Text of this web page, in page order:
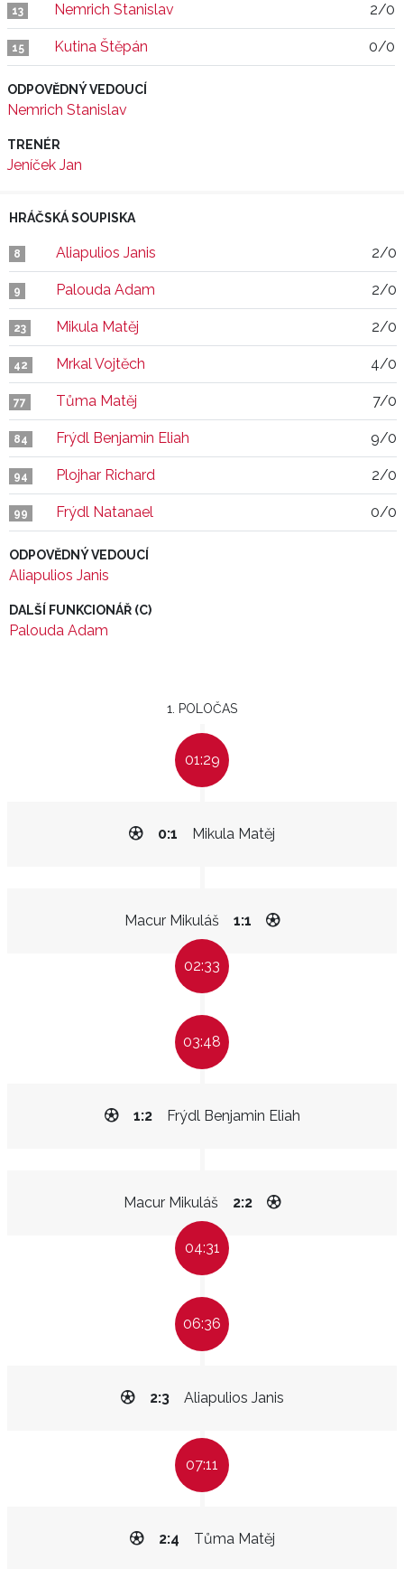
13 Nemrich Stanislav 2/0
15 Kutina Štěpán 0/0
ODPOVĚDNÝ VEDOUCÍ
Nemrich Stanislav
TRENÉR
Jeníček Jan
HRÁČSKÁ SOUPISKA
8 Aliapulios Janis 2/0
9 Palouda Adam 2/0
23 Mikula Matěj 2/0
42 Mrkal Vojtěch 4/0
77 Tůma Matěj 7/0
84 Frýdl Benjamin Eliah 9/0
94 Plojhar Richard 2/0
99 Frýdl Natanael 0/0
ODPOVĚDNÝ VEDOUCÍ
Aliapulios Janis
DALŠÍ FUNKCIONÁŘ (C)
Palouda Adam
1. POLOČAS
01:29
Mikula Matěj
0:1
Macur Mikuláš 1:1
02:33
03:48
Frýdl Benjamin Eliah
1:2
Macur Mikuláš 2:2
04:31
06:36
Aliapulios Janis
2:3
07:11
Tůma Matěj
2:4